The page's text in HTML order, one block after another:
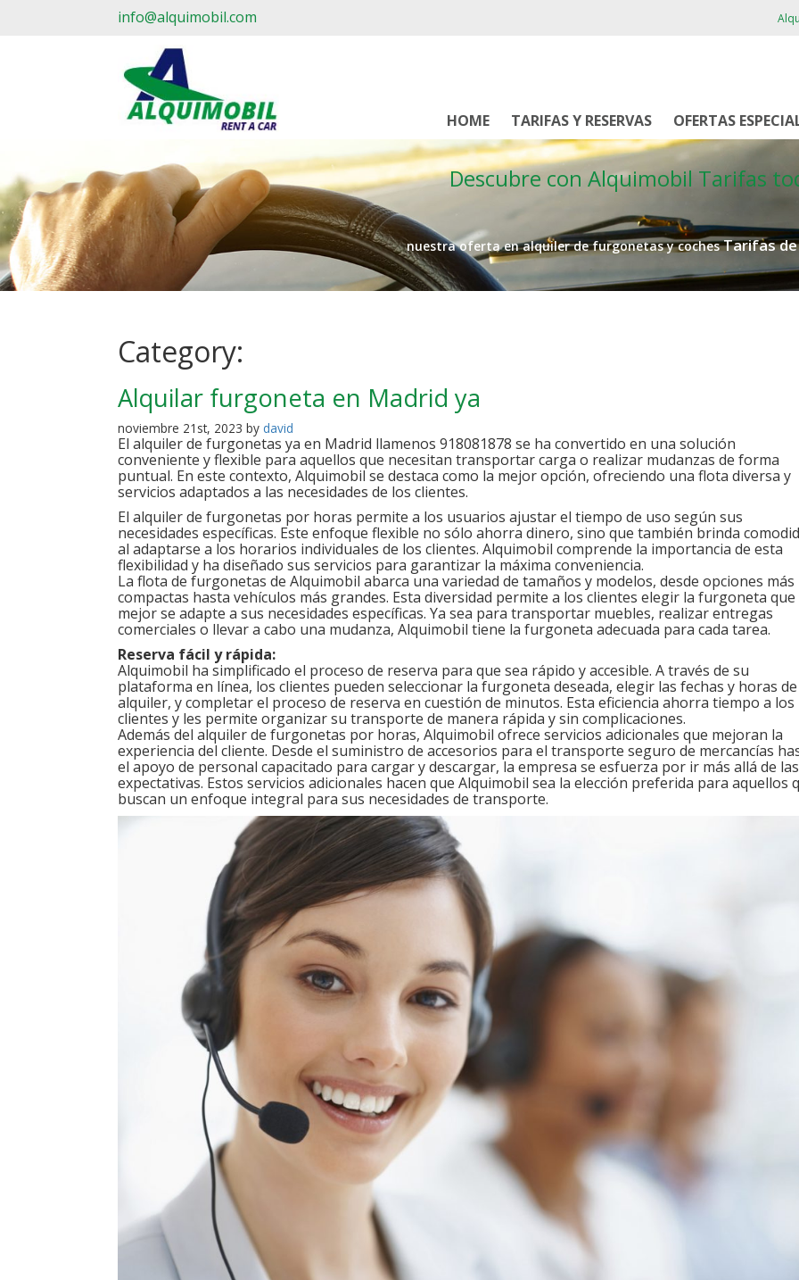
info@alquimobil.com
HOME TARIFAS Y RESERVAS OFERTAS
Descubre con Alquimobil Tarifas
nuestra oferta en alquiler de furgonetas y cochesTarifas
Category:
Alquilar furgoneta en Madrid ya
noviembre 21st, 2023 by david
El alquiler de furgonetas ya en Madrid llamenos 918081878 se ha convertido en una solución
conveniente y flexible para aquellos que necesitan transportar carga o realizar mudanzas de forma
puntual. En este contexto, Alquimobil se destaca como la mejor opción, ofreciendo una flota diversa y
servicios adaptados a las necesidades de los clientes.
El alquiler de furgonetas por horas permite a los usuarios ajustar el tiempo de uso según sus
necesidades específicas. Este enfoque flexible no sólo ahorra dinero, sino que también brinda
al adaptarse a los horarios individuales de los clientes. Alquimobil comprende la importancia de esta
flexibilidad y ha diseñado sus servicios para garantizar la máxima conveniencia.
La flota de furgonetas de Alquimobil abarca una variedad de tamaños y modelos, desde opciones más
compactas hasta vehículos más grandes. Esta diversidad permite a los clientes elegir la furgoneta que
mejor se adapte a sus necesidades específicas. Ya sea para transportar muebles, realizar entregas
comerciales o llevar a cabo una mudanza, Alquimobil tiene la furgoneta adecuada para cada tarea.
Reserva fácil y rápida:
Alquimobil ha simplificado el proceso de reserva para que sea rápido y accesible. A través de su
plataforma en línea, los clientes pueden seleccionar la furgoneta deseada, elegir las fechas y horas de
alquiler, y completar el proceso de reserva en cuestión de minutos. Esta eficiencia ahorra tiempo a los
clientes y les permite organizar su transporte de manera rápida y sin complicaciones.
Además del alquiler de furgonetas por horas, Alquimobil ofrece servicios adicionales que mejoran la
experiencia del cliente. Desde el suministro de accesorios para el transporte seguro de mercancías
el apoyo de personal capacitado para cargar y descargar, la empresa se esfuerza por ir más allá de las
expectativas. Estos servicios adicionales hacen que Alquimobil sea la elección preferida para aquellos
buscan un enfoque integral para sus necesidades de transporte.